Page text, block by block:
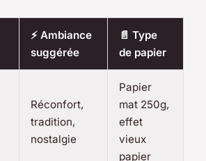
⚡ Ambiance
suggérée
📄 Type
de papier
Réconfort,
tradition,
nostalgie
Papier
mat 250g,
effet
vieux
papier